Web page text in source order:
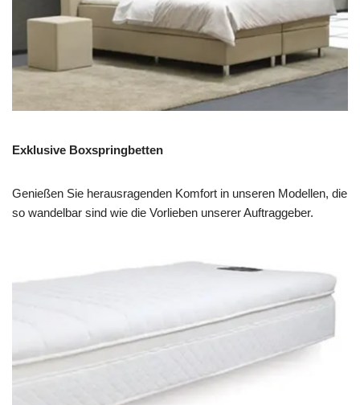
Exklusive Boxspringbetten
Genießen Sie herausragenden Komfort in unseren Modellen, die
so wandelbar sind wie die Vorlieben unserer Auftraggeber.